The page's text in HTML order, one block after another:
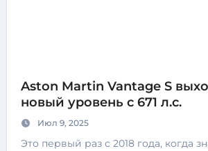
Aston Martin Vantage S
новый уровень с 671 л.с.
Июл 9, 2025
Это первый раз с 2018 года, когда значок S